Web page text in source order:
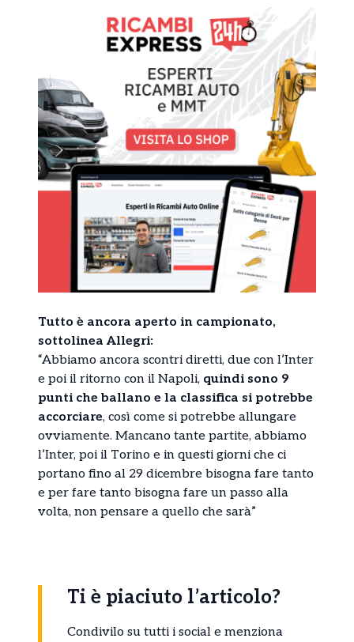
Tutto è ancora aperto in campionato,
sottolinea Allegri:
“Abbiamo ancora scontri diretti, due con l’Inter
e poi il ritorno con il Napoli, quindi sono 9
punti che ballano e la classifica si potrebbe
accorciare, così come si potrebbe allungare
ovviamente. Mancano tante partite, abbiamo
l’Inter, poi il Torino e in questi giorni che ci
portano fino al 29 dicembre bisogna fare tanto
e per fare tanto bisogna fare un passo alla
volta, non pensare a quello che sarà”
Ti è piaciuto l’articolo?
Condivilo su tutti i social e menziona